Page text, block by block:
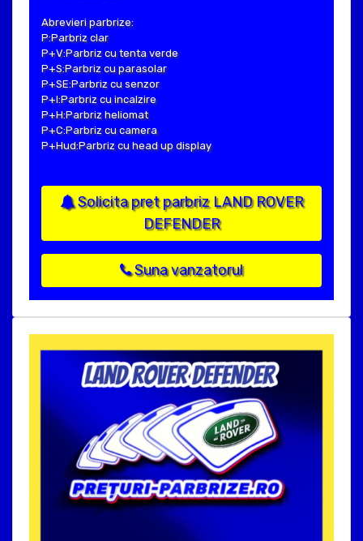
Abrevieri parbrize:
P:Parbriz clar
P+V:Parbriz cu tenta verde
P+S:Parbriz cu parasolar
P+SE:Parbriz cu senzor
P+I:Parbriz cu incalzire
P+H:Parbriz heliomat
P+C:Parbriz cu camera
P+Hud:Parbriz cu head up display
Solicita pret parbriz LAND ROVER
DEFENDER
Suna vanzatorul